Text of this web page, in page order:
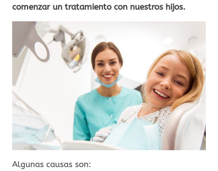
comenzar un tratamiento con nuestros hijos.
Algunas causas son: